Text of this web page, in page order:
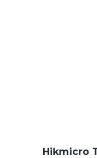
Hikmicro